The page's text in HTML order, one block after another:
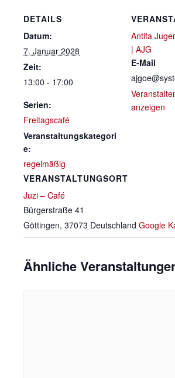
DETAILS
Datum:
7. Januar 2028
Zeit:
13:00 - 17:00
Serien:
Freitagscafé
Veranstaltungskategori
e:
regelmäßig
VERANSTALTUNGSORT
Juzi – Café
Bürgerstraße 41
Göttingen, 37073 Deutschland Google
Antifa
| AJG
E-Mail
anzeigen
Ähnliche